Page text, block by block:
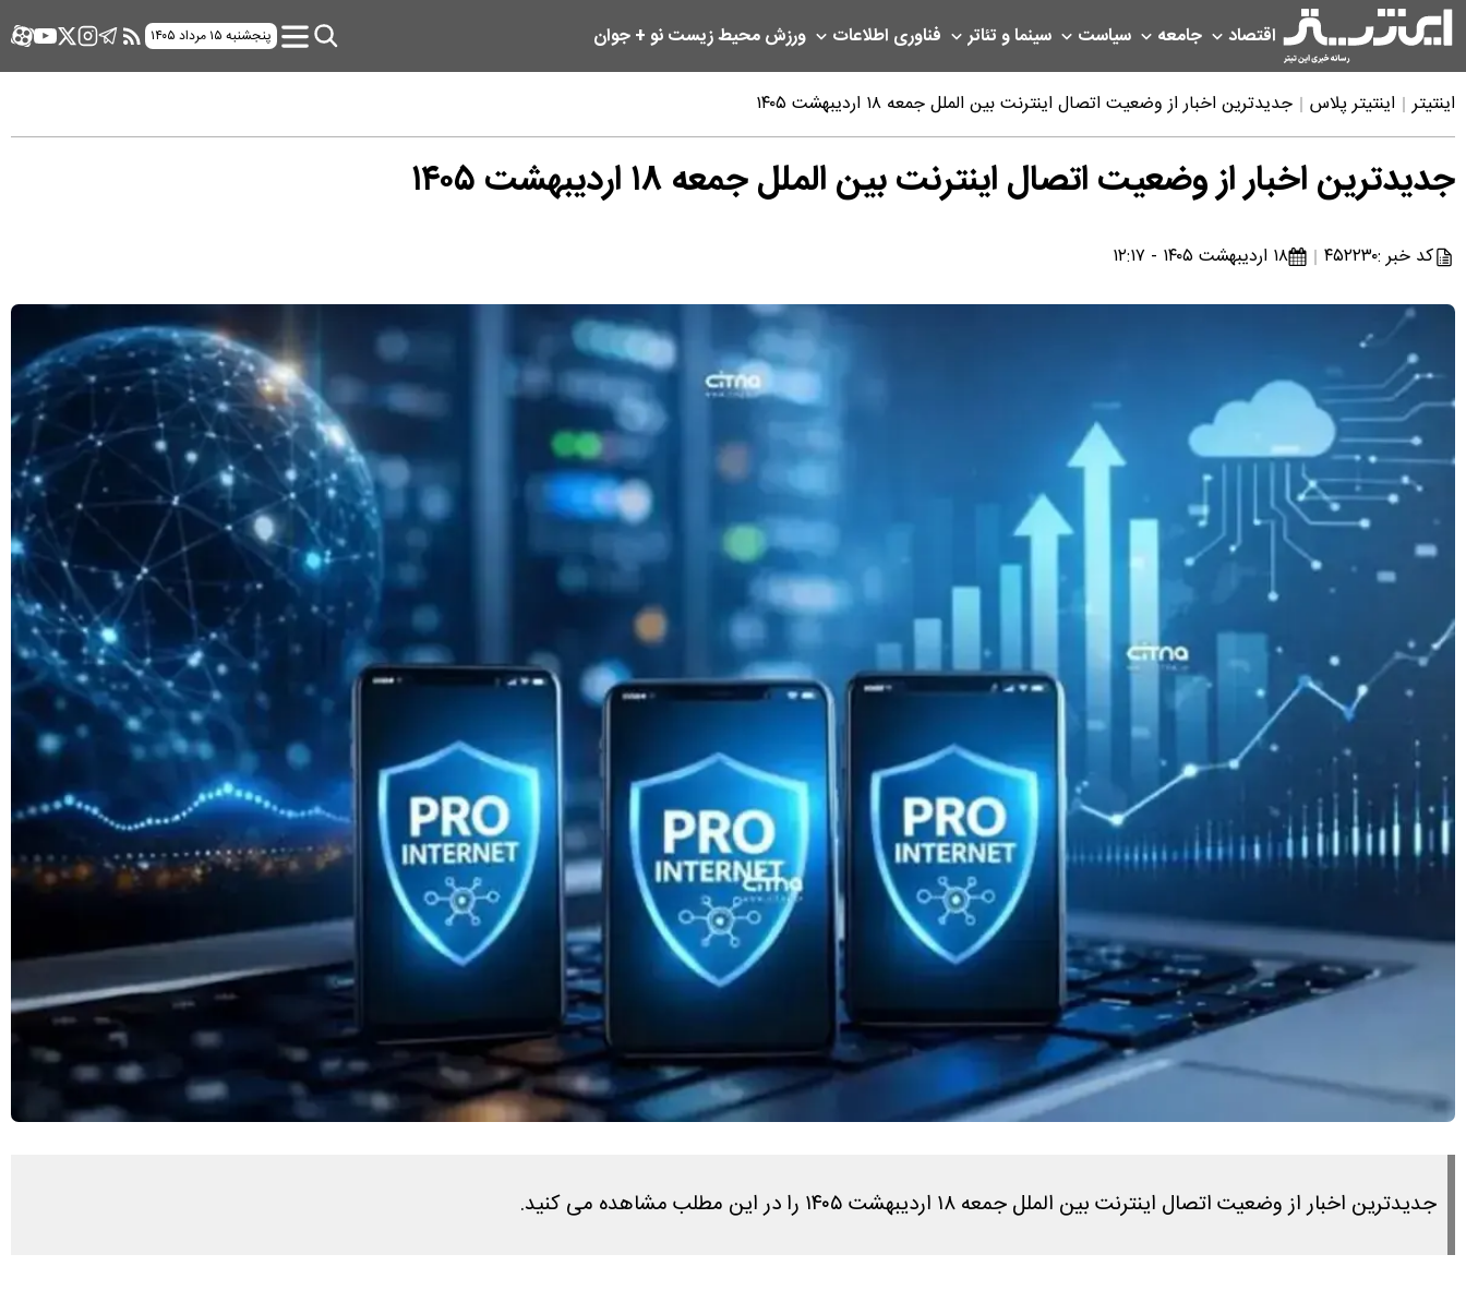
اقتصاد جامعه سیاست سینما و تئاتر فناوری اطلاعات ورزشمحیط زیستنو + جوان پنجشنبه ۱۵ مرداد ۱۴۰۵
اینتیتر اینتیتر پلاس جدیدترین اخبار از وضعیت اتصال اینترنت بین الملل جمعه ۱۸ اردیبهشت ۱۴۰۵
جدیدترین اخبار از وضعیت اتصال اینترنت بین الملل جمعه ۱۸ اردیبهشت ۱۴۰۵
کد خبر :۴۵۲۲۳۰ ۱۸ اردیبهشت ۱۴۰۵ - ۱۲:۱۷
جدیدترین اخبار از وضعیت اتصال اینترنت بین الملل جمعه ۱۸ اردیبهشت ۱۴۰۵ را در این مطلب مشاهده می کنید.